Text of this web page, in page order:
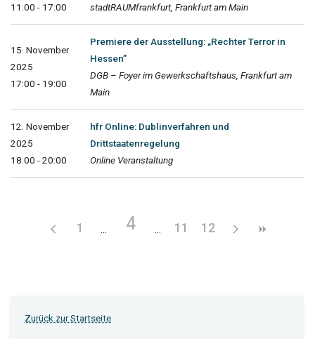
11:00 - 17:00
stadtRAUMfrankfurt, Frankfurt am Main
15. November
2025
17:00 - 19:00
Premiere der Ausstellung: „Rechter Terror in
Hessen”
DGB – Foyer im Gewerkschaftshaus, Frankfurt am
Main
12. November
2025
18:00 - 20:00
hfr Online: Dublinverfahren und
Drittstaatenregelung
Online Veranstaltung
1 4 11 12
Zurück zur Startseite